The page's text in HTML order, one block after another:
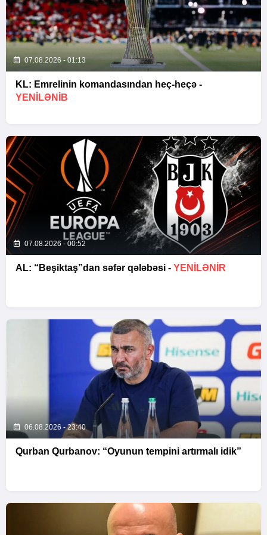
07.08.2026 - 01:13
KL: Emrelinin komandasından heç-heçə -
YENİLƏNİB
07.08.2026 - 00:52
AL: “Beşiktaş”dan səfər qələbəsi - YENİLƏNİR
06.08.2026 - 23:40
Qurban Qurbanov: “Oyunun tempini artırmalı idik”